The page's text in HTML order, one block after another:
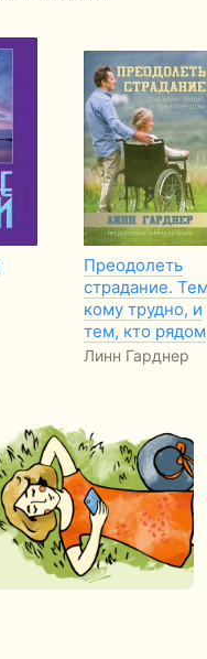
Преодолеть
страдание.
кому трудно, и
тем, кто рядом
Линн Гарднер